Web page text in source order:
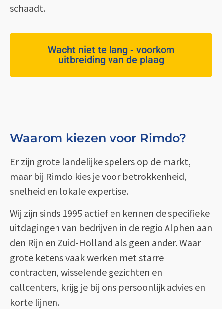
schaadt.
Wacht niet te lang - voorkom
uitbreiding van de plaag
Waarom kiezen voor Rimdo?
Er zijn grote landelijke spelers op de markt,
maar bij Rimdo kies je voor betrokkenheid,
snelheid en lokale expertise.
Wij zijn sinds 1995 actief en kennen de specifieke
uitdagingen van bedrijven in de regio Alphen aan
den Rijn en Zuid-Holland als geen ander. Waar
grote ketens vaak werken met starre
contracten, wisselende gezichten en
callcenters, krijg je bij ons persoonlijk advies en
korte lijnen.